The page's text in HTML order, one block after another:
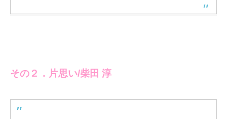
その２．片思い/柴田 淳